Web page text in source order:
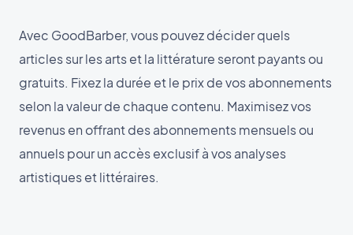
Avec GoodBarber, vous pouvez décider quels
articles sur les arts et la littérature seront payants ou
gratuits. Fixez la durée et le prix de vos abonnements
selon la valeur de chaque contenu. Maximisez vos
revenus en offrant des abonnements mensuels ou
annuels pour un accès exclusif à vos analyses
artistiques et littéraires.